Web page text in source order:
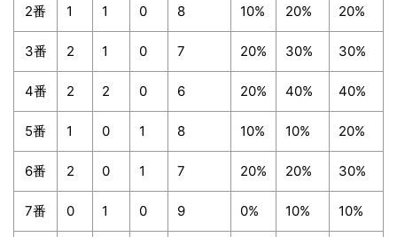
2番 1 1 0 8 10% 20% 20%
3番 2 1 0 7 20% 30% 30%
4番 2 2 0 6 20% 40% 40%
5番 1 0 1 8 10% 10% 20%
6番 2 0 1 7 20% 20% 30%
7番 0 1 0 9 0% 10% 10%